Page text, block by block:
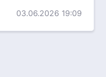
03.06.2026 19:09